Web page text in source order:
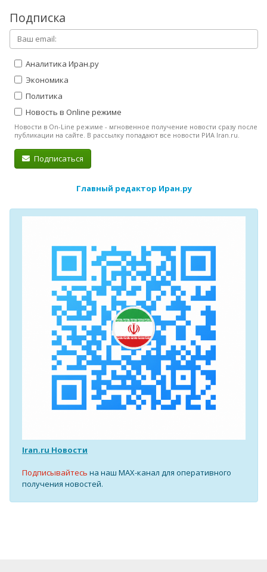
Подписка
Аналитика Иран.ру
Экономика
Политика
Новость в Online режиме
Новости в On-Line режиме - мгновенное получение новости сразу после
публикации на сайте. В рассылку попадают все новости РИА Iran.ru.
Подписаться
Главный редактор Иран.ру
Iran.ru Новости
Подписывайтесь на наш MAX-канал для оперативного
получения новостей.